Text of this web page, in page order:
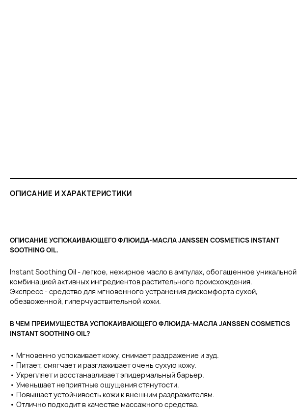
ОПИСАНИЕ И ХАРАКТЕРИСТИКИ
ОПИСАНИЕ УСПОКАИВАЮЩЕГО ФЛЮИДА-МАСЛА JANSSEN COSMETICS INSTANT
SOOTHING OIL.
Instant Soothing Oil - легкое, нежирное масло в ампулах, обогащенное уникальной
комбинацией активных ингредиентов растительного происхождения.
Экспресс - средство для мгновенного устранения дискомфорта сухой,
обезвоженной, гиперчувствительной кожи.
В ЧЕМ ПРЕИМУЩЕСТВА УСПОКАИВАЮЩЕГО ФЛЮИДА-МАСЛА JANSSEN COSMETICS
INSTANT SOOTHING OIL?
• Мгновенно успокаивает кожу, снимает раздражение и зуд.
• Питает, смягчает и разглаживает очень сухую кожу.
• Укрепляет и восстанавливает эпидермальный барьер.
• Уменьшает неприятные ощущения стянутости.
• Повышает устойчивость кожи к внешним раздражителям.
• Отлично подходит в качестве массажного средства.